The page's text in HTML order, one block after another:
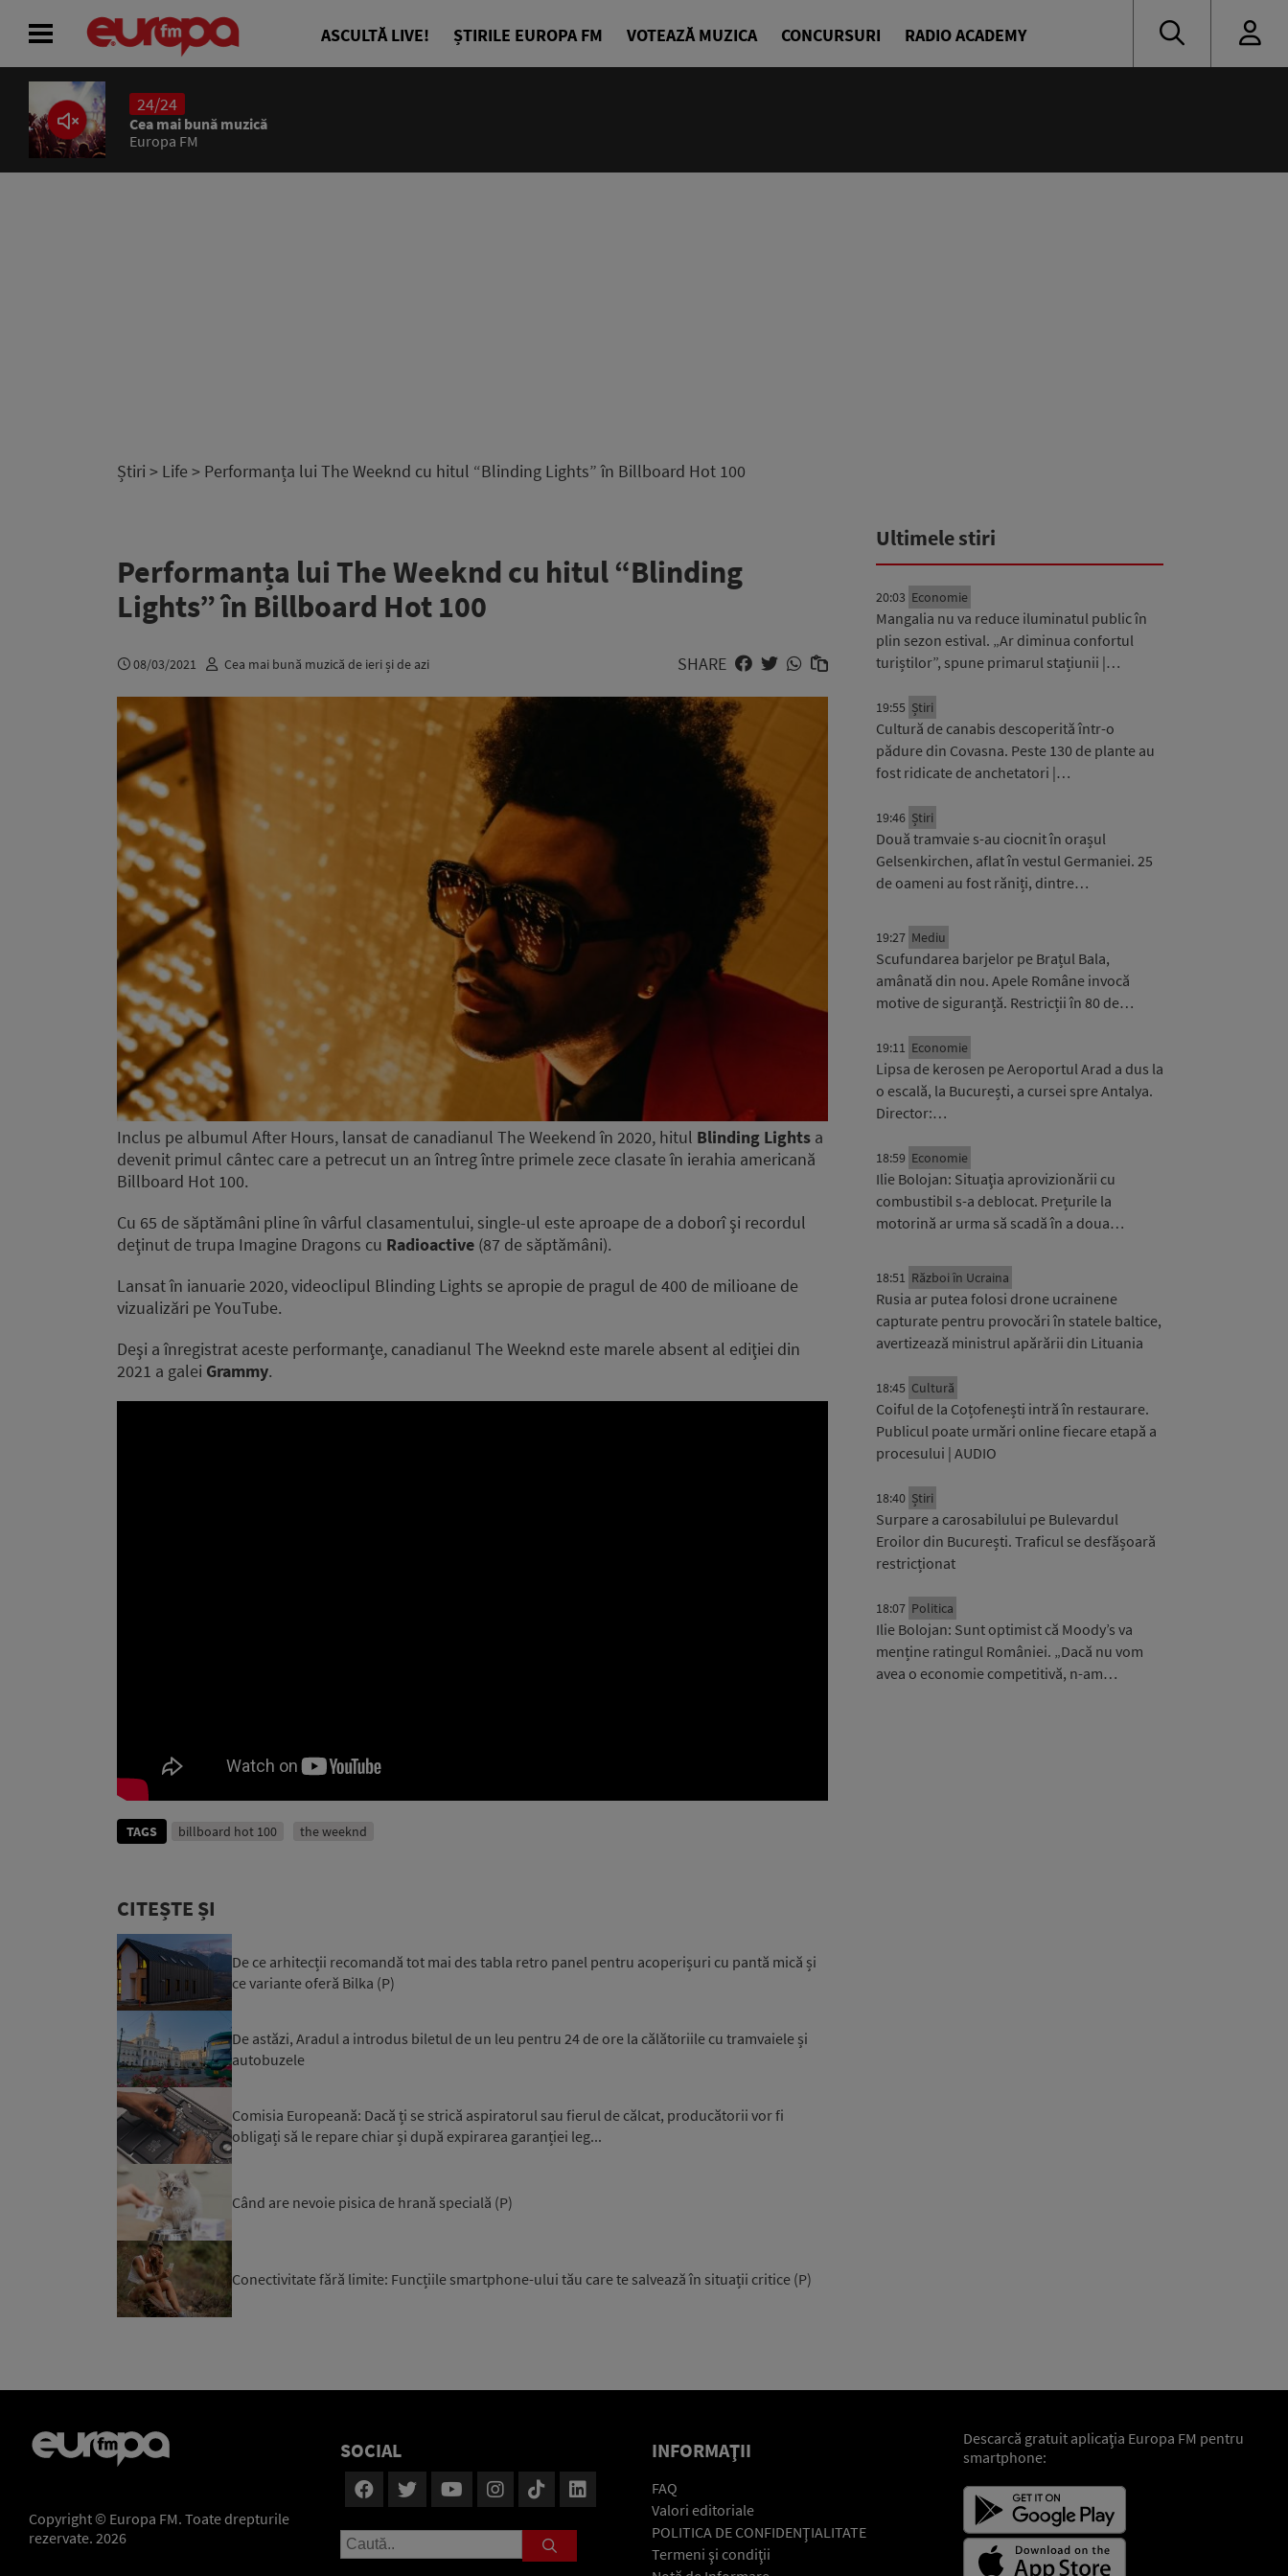
ASCULTĂ LIVE! ȘTIRILE EUROPA FM VOTEAZĂ MUZICA CONCURSURI RADIO ACADEMY
24/24
Cea mai bună muzică
Europa FM
Știri > Life > Performanța lui The Weeknd cu hitul “Blinding Lights” în Billboard Hot 100
Performanța lui The Weeknd cu hitul “Blinding
Lights” în Billboard Hot 100
08/03/2021 Cea mai bună muzică de ieri și de azi SHARE
Inclus pe albumul After Hours, lansat de canadianul The Weekend în 2020, hitul Blinding Lights a
devenit primul cântec care a petrecut un an întreg între primele zece clasate în ierahia americană
Billboard Hot 100.
Cu 65 de săptămâni pline în vârful clasamentului, single-ul este aproape de a doborî şi recordul
deţinut de trupa Imagine Dragons cu Radioactive (87 de săptămâni).
Lansat în ianuarie 2020, videoclipul Blinding Lights se apropie de pragul de 400 de milioane de
vizualizări pe YouTube.
Deşi a înregistrat aceste performanţe, canadianul The Weeknd este marele absent al ediţiei din
2021 a galei Grammy.
TAGS billboard hot 100 the weeknd
CITEȘTE ȘI
De ce arhitecții recomandă tot mai des tabla retro panel pentru acoperișuri cu pantă mică și
ce variante oferă Bilka (P)
De astăzi, Aradul a introdus biletul de un leu pentru 24 de ore la călătoriile cu tramvaiele și
autobuzele
Comisia Europeană: Dacă ți se strică aspiratorul sau fierul de călcat, producătorii vor fi
obligați să le repare chiar și după expirarea garanției leg...
Când are nevoie pisica de hrană specială (P)
Conectivitate fără limite: Funcțiile smartphone-ului tău care te salvează în situații critice (P)
Ultimele stiri
20:03 Economie
Mangalia nu va reduce iluminatul public în
plin sezon estival. „Ar diminua confortul
turiștilor”, spune primarul stațiunii |…
19:55 Știri
Cultură de canabis descoperită într-o
pădure din Covasna. Peste 130 de plante au
fost ridicate de anchetatori |…
19:46 Știri
Două tramvaie s-au ciocnit în orașul
Gelsenkirchen, aflat în vestul Germaniei. 25
de oameni au fost răniți, dintre…
19:27 Mediu
Scufundarea barjelor pe Brațul Bala,
amânată din nou. Apele Române invocă
motive de siguranță. Restricții în 80 de…
19:11 Economie
Lipsa de kerosen pe Aeroportul Arad a dus la
o escală, la București, a cursei spre Antalya.
Director:…
18:59 Economie
Ilie Bolojan: Situaţia aprovizionării cu
combustibil s-a deblocat. Prețurile la
motorină ar urma să scadă în a doua…
18:51 Război în Ucraina
Rusia ar putea folosi drone ucrainene
capturate pentru provocări în statele baltice,
avertizează ministrul apărării din Lituania
18:45 Cultură
Coiful de la Coțofenești intră în restaurare.
Publicul poate urmări online fiecare etapă a
procesului | AUDIO
18:40 Știri
Surpare a carosabilului pe Bulevardul
Eroilor din București. Traficul se desfășoară
restricționat
18:07 Politica
Ilie Bolojan: Sunt optimist că Moody’s va
menține ratingul României. „Dacă nu vom
avea o economie competitivă, n-am…
Copyright © Europa FM. Toate drepturile
rezervate. 2026
SOCIAL INFORMAŢII
FAQ
Valori editoriale
POLITICA DE CONFIDENŢIALITATE
Termeni şi condiţii
Descarcă gratuit aplicaţia Europa FM pentru
smartphone:
ACASĂ
ȘTIRI